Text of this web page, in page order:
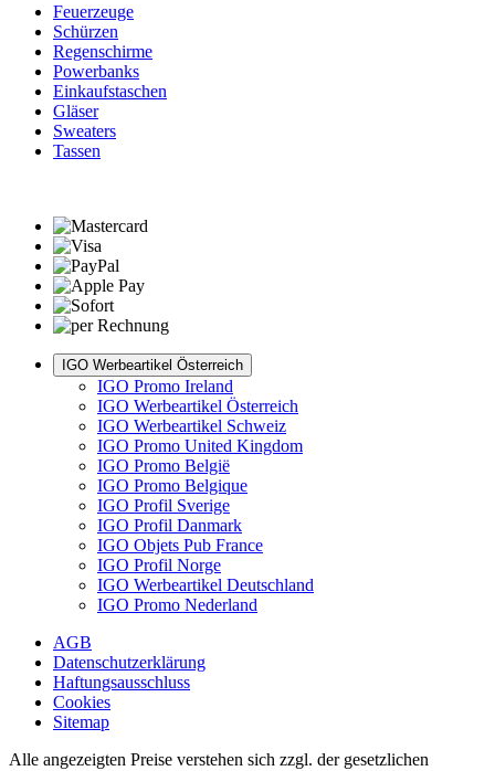
Feuerzeuge
Schürzen
Regenschirme
Powerbanks
Einkaufstaschen
Gläser
Sweaters
Tassen
IGO Werbeartikel Österreich
IGO Promo Ireland
IGO Werbeartikel Österreich
IGO Werbeartikel Schweiz
IGO Promo United Kingdom
IGO Promo België
IGO Promo Belgique
IGO Profil Sverige
IGO Profil Danmark
IGO Objets Pub France
IGO Profil Norge
IGO Werbeartikel Deutschland
IGO Promo Nederland
AGB
Datenschutzerklärung
Haftungsausschluss
Cookies
Sitemap
Alle angezeigten Preise verstehen sich zzgl. der gesetzlichen